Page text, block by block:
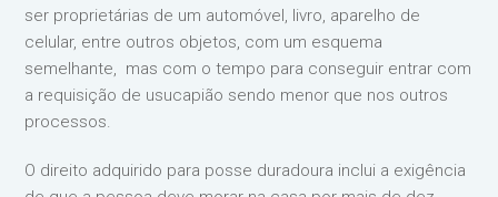
ser proprietárias de um automóvel, livro, aparelho de
celular, entre outros objetos, com um esquema
semelhante, mas com o tempo para conseguir entrar com
a requisição de usucapião sendo menor que nos outros
processos.
O direito adquirido para posse duradoura inclui a exigência